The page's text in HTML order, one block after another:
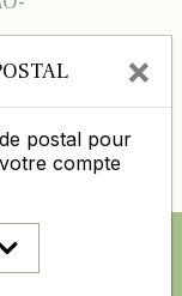
L'ANNÉE
SUR
×
postal pour
compte